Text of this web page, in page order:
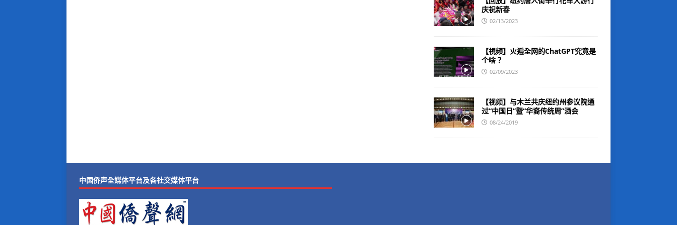
庆祝新春
02/13/2023
【視頻】火遍全网的ChatGPT究竟是
个啥？
02/09/2023
【视频】与木兰共庆纽约州参议院通
过“中国日”暨“华裔传统周”酒会
08/24/2019
中国侨声全媒体平台及各社交媒体平台